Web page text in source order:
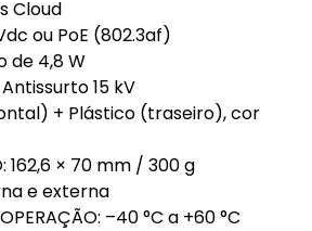
Cloud
ou PoE (802.3af)
de 4,8 W
15 kV
+ Plástico (traseiro), cor
162,6 × 70 mm / 300 g
e externa
–40 °C a +60 °C